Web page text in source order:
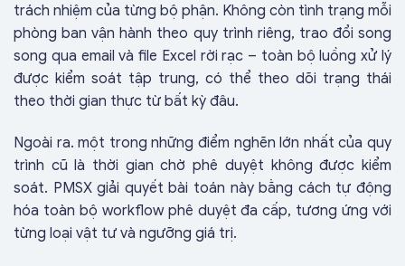
trách nhiệm của từng bộ phận. Không còn tình trạng mỗi
phòng ban vận hành theo quy trình riêng, trao đổi song
song qua email và file Excel rời rạc – toàn bộ luồng xử lý
được kiểm soát tập trung, có thể theo dõi trạng thái
theo thời gian thực từ bất kỳ đâu.
Ngoài ra. một trong những điểm nghẽn lớn nhất của quy
trình cũ là thời gian chờ phê duyệt không được kiểm
soát. PMSX giải quyết bài toán này bằng cách tự động
hóa toàn bộ workflow phê duyệt đa cấp, tương ứng với
từng loại vật tư và ngưỡng giá trị.